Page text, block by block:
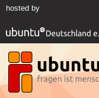
hosted by